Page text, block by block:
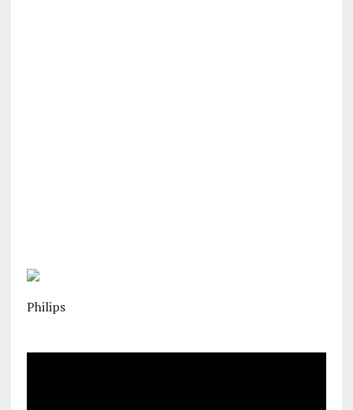
Philips